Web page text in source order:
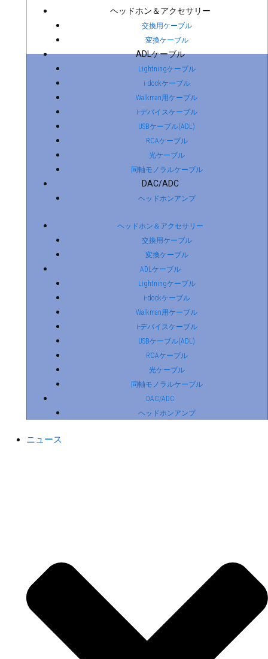
ヘッドホン＆アクセサリー
交換用ケーブル
変換ケーブル
ADLケーブル
Lightningケーブル
i-dockケーブル
Walkman用ケーブル
i-デバイスケーブル
USBケーブル(ADL)
RCAケーブル
光ケーブル
同軸モノラルケーブル
DAC/ADC
ヘッドホンアンプ
ヘッドホン＆アクセサリー
交換用ケーブル
変換ケーブル
ADLケーブル
Lightningケーブル
i-dockケーブル
Walkman用ケーブル
i-デバイスケーブル
USBケーブル(ADL)
RCAケーブル
光ケーブル
同軸モノラルケーブル
DAC/ADC
ヘッドホンアンプ
ニュース